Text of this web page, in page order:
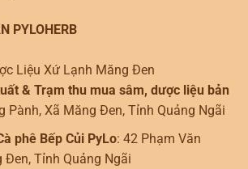
PYLOHERB
Liệu Xứ Lạnh Măng Đen
& Trạm thu mua sâm, dược liệu bản
Pành, Xã Măng Đen, Tỉnh Quảng Ngãi
phê Bếp Củi PyLo: 42 Phạm Văn
Đen, Tỉnh Quảng Ngãi